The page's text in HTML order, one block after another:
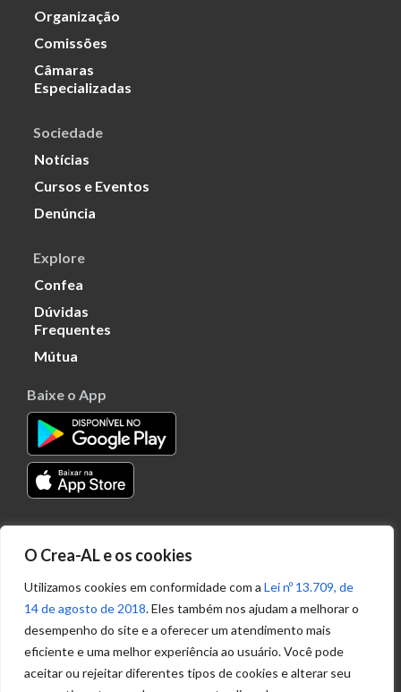
O Crea-AL e os cookies
Utilizamos cookies em conformidade com a Lei nº 13.709, de
14 de agosto de 2018. Eles também nos ajudam a melhorar o
desempenho do site e a oferecer um atendimento mais
eficiente e uma melhor experiência ao usuário. Você pode
aceitar ou rejeitar diferentes tipos de cookies e alterar seu
Organização
Comissões
Câmaras
Especializadas
Sociedade
Notícias
Cursos e Eventos
Denúncia
Explore
Confea
Dúvidas
Frequentes
Mútua
Baixe o App
Transparência
Portal
Acesso à
Informação
Política de
Privacidade de